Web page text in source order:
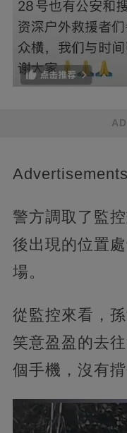
Advertisements
警方調取了監
後出現的位置
場。
從監控來看，
笑意盈盈的去
個手機，沒有揹